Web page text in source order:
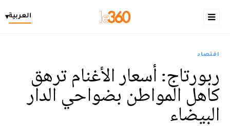
العربية▾
اقتصاد
ربورتاج: أسعار الأغنام ترهق
كاهل المواطن بضواحي الدار
البيضاء